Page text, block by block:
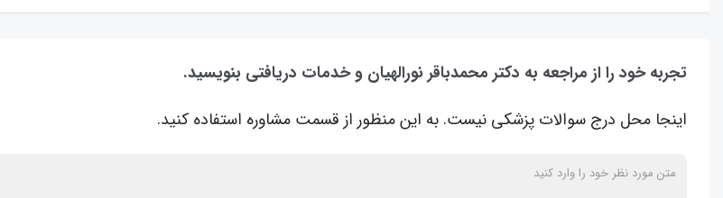
تجربه خود را از مراجعه به دکتر محمدباقر نورالهیان و خدمات دریافتی بنویسید.
اینجا محل درج سوالات پزشکی نیست. به این منظور از قسمت مشاوره استفاده کنید.